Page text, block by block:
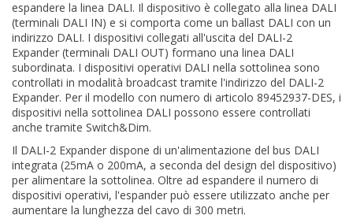
espandere la linea DALI. Il dispositivo è collegato alla linea DALI
(terminali DALI IN) e si comporta come un ballast DALI con un
indirizzo DALI. I dispositivi collegati all'uscita del DALI-2
Expander (terminali DALI OUT) formano una linea DALI
subordinata. I dispositivi operativi DALI nella sottolinea sono
controllati in modalità broadcast tramite l'indirizzo del DALI-2
Expander. Per il modello con numero di articolo 89452937-DES, i
dispositivi nella sottolinea DALI possono essere controllati
anche tramite Switch&Dim.
Il DALI-2 Expander dispone di un'alimentazione del bus DALI
integrata (25mA o 200mA, a seconda del design del dispositivo)
per alimentare la sottolinea. Oltre ad espandere il numero di
dispositivi operativi, l'espander può essere utilizzato anche per
aumentare la lunghezza del cavo di 300 metri.